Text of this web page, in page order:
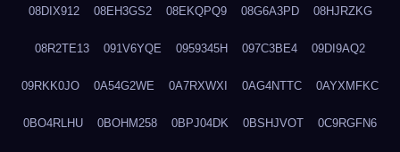
08DIX912 08EH3GS2 08EKQPQ9 08G6A3PD 08HJRZKG
08R2TE13 091V6YQE 0959345H 097C3BE4 09DI9AQ2
09RKK0JO 0A54G2WE 0A7RXWXI 0AG4NTTC 0AYXMFKC
0BO4RLHU 0BOHM258 0BPJ04DK 0BSHJVOT 0C9RGFN6